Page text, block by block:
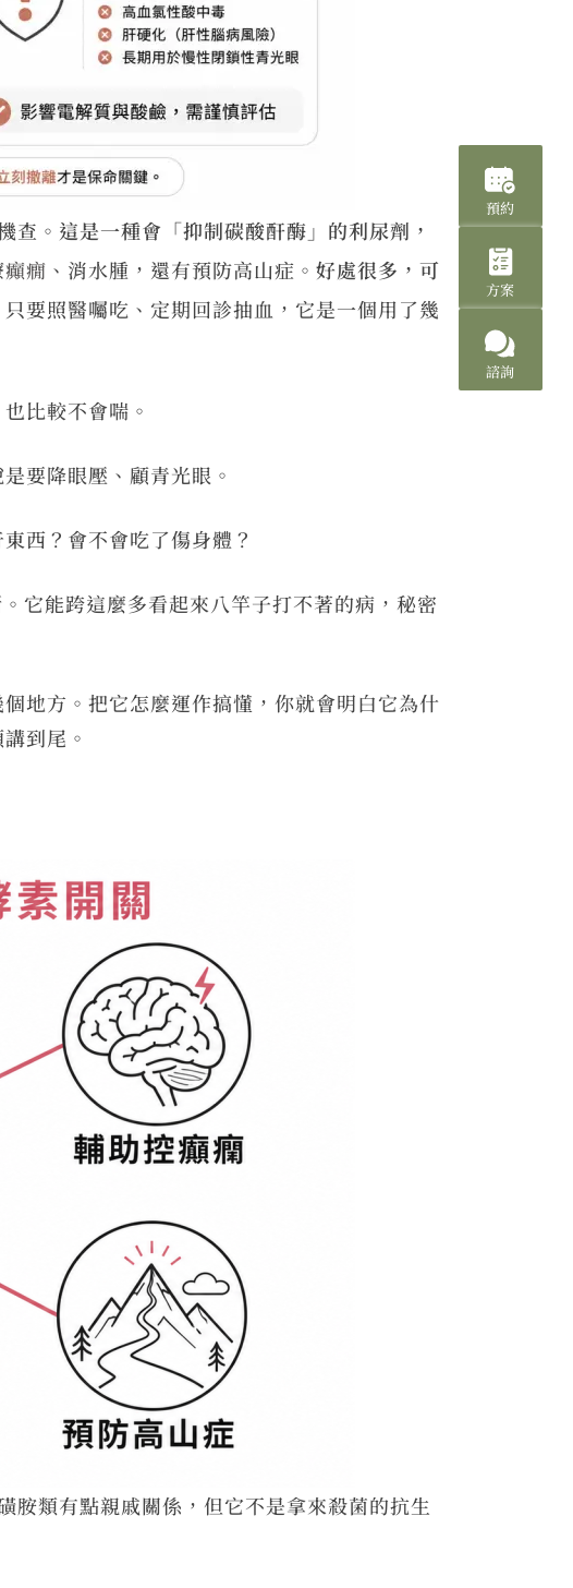
預約
方案
諮詢
查。 這是一種會「抑制碳酸酐酶」的利尿劑，
癲癇 、消水腫，還有預防高山症。 好處很多，可
只要照醫囑吃、定期回診抽血，它是一個用了幾
比較不會喘。
要降眼壓、顧青光眼。
西？會不會吃了傷身體？
它能跨這麼多看起來八竿子打不著的病，秘密
地方。把它怎麼運作搞懂，你就會明白它為什
到尾。
類有點親戚關係，但它不是拿來殺菌的抗生